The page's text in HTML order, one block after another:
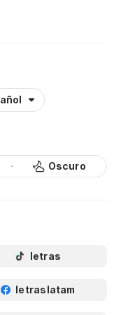
Oscuro
letras
letraslatam